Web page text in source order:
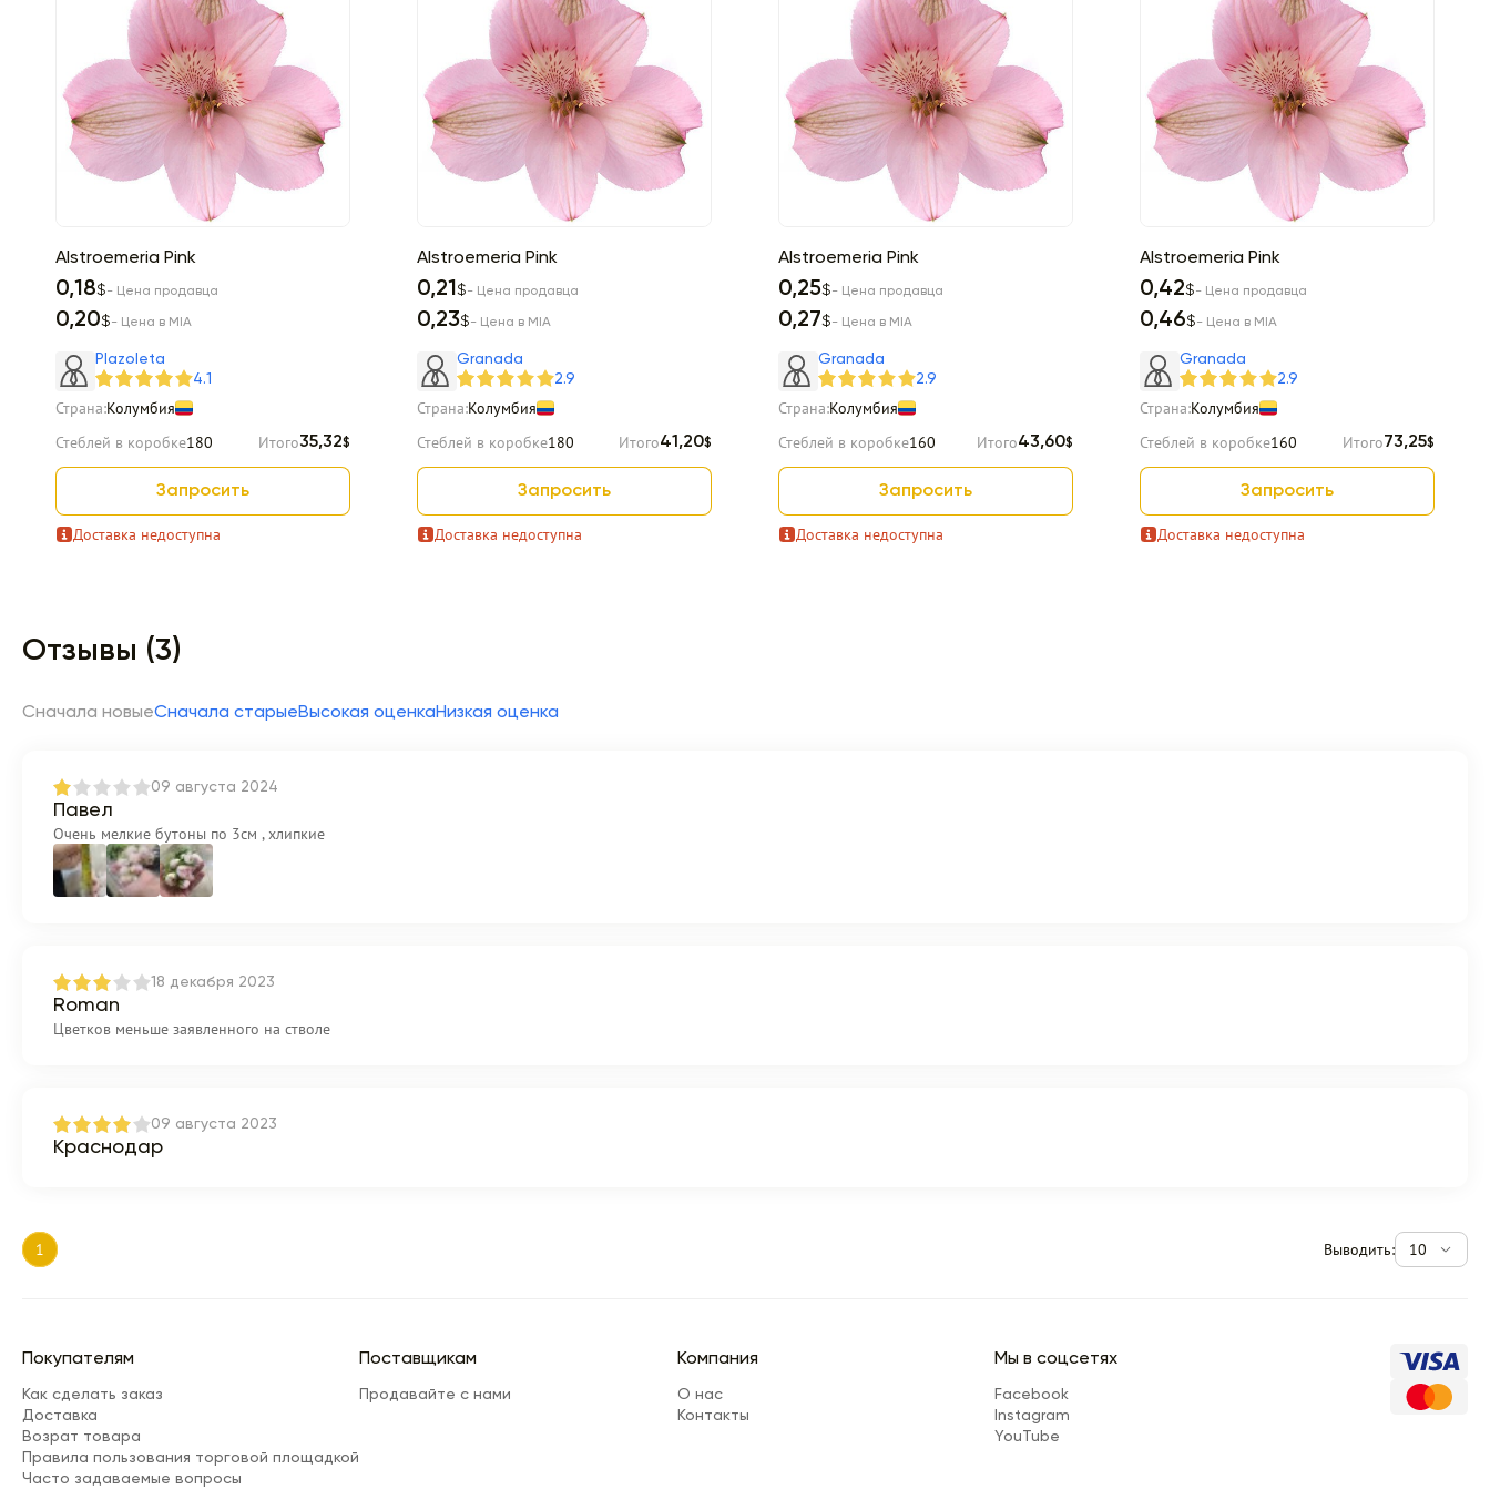
Alstroemeria Pink
0,18$- Цена продавца
0,20$- Цена в MIA
Plazoleta
4.1
Страна:Колумбия
Стеблей в коробке180 Итого35,32$
Запросить
Доставка недоступна
Alstroemeria Pink
0,21$- Цена продавца
0,23$- Цена в MIA
Granada
2.9
Страна:Колумбия
Стеблей в коробке180 Итого41,20$
Запросить
Доставка недоступна
Alstroemeria Pink
0,25$- Цена продавца
0,27$- Цена в MIA
Granada
2.9
Страна:Колумбия
Стеблей в коробке160 Итого43,60$
Запросить
Доставка недоступна
Alstroemeria Pink
0,42$- Цена продавца
0,46$- Цена в MIA
Granada
2.9
Страна:Колумбия
Стеблей в коробке160 Итого73,25$
Запросить
Доставка недоступна
Отзывы (3)
Сначала новыеСначала старыеВысокая оценкаНизкая оценка
09 августа 2024
Павел
Очень мелкие бутоны по 3см , хлипкие
18 декабря 2023
Roman
Цветков меньше заявленного на стволе
09 августа 2023
Краснодар
1 Выводить: 10
Покупателям
Как сделать заказ
Доставка
Возрат товара
Правила пользования торговой площадкой
Часто задаваемые вопросы
Поставщикам
Продавайте с нами
Компания
О нас
Контакты
Мы в соцсетях
Facebook
Instagram
YouTube